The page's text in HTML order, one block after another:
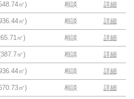
㎡) 相談 詳細
㎡) 相談 詳細
㎡) 相談 詳細
387.7㎡) 相談 詳細
㎡) 相談 詳細
㎡) 相談 詳細